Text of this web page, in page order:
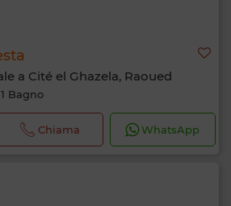
a Cité el Ghazela, Raoued
1 Bagno
Chiama WhatsApp